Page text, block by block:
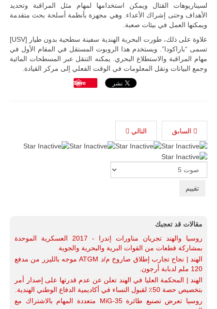
لسيناريوهات القتال ويمكن استخدامها لمهام مثل المراقبة وتحديد
الأهداف وحتى إشراك الأعداء. وهي مجهزة بأنظمة أسلحة بحث متقدمة
ويمكنها العمل في بيئات صعبة.
علاوة على ذلك، طورت البحرية الهندية سفينة سطحية بدون طيار [USV]
تسمى “باراكودا”. ويستخدم هذا الروبوت المستقل في المقام الأول في
مهام المراقبة والاستطلاع البحري. يمكنه التنقل عبر المسطحات المائية
وجمع البيانات ونقل المعلومات في الوقت الفعلي إلى مركز القيادة.
Save
السابق التالي
Rate
مقالات قد تعجبك
روسيا والهند تجريان مناورات إندرا - 2017 العسكرية الموحدة
بمشاركة قطعات من القوات البرية والبحرية والجوية
الهند | نجاح تجارب إطلاق صاروخ م/د ATGM موجه بالليزر من مدفع
120 ملم لدبابة أرجون.
الهند | المحكمة العليا في الهند تعلن عن عدم قدرتها على إصدار أمر
بتخصيص حصة 50٪ لقبول النساء في أكاديمية الدفاع الوطني الهندية.
روسيا تعرض تصنيع طائرة MiG-35 متعددة المهام بالاشتراك مع